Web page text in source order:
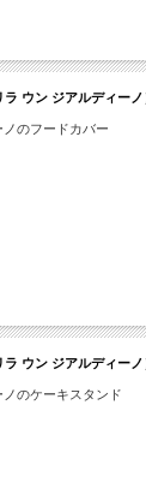
ウン ジアルディー
のフードカバー
ウン ジアルディーノ
のケーキスタンド